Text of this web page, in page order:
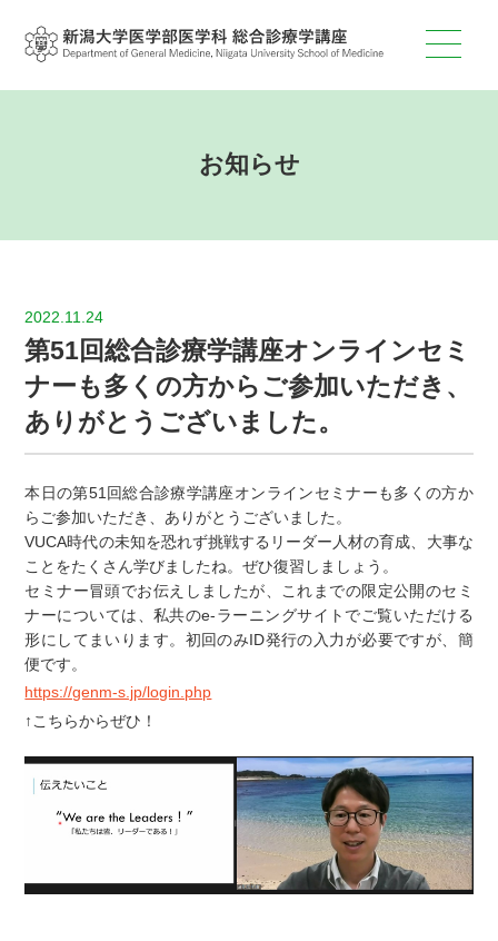
お知らせ
2022.11.24
第51回総合診療学講座オンラインセミ
ナーも多くの方からご参加いただき、
ありがとうございました。
本日の第51回総合診療学講座オンラインセミナーも多くの方か
らご参加いただき、ありがとうございました。
VUCA時代の未知を恐れず挑戦するリーダー人材の育成、大事な
ことをたくさん学びましたね。ぜひ復習しましょう。
セミナー冒頭でお伝えしましたが、これまでの限定公開のセミ
ナーについては、私共のe-ラーニングサイトでご覧いただける
形にしてまいります。初回のみID発行の入力が必要ですが、簡
便です。
https://genm-s.jp/login.php
↑こちらからぜひ！